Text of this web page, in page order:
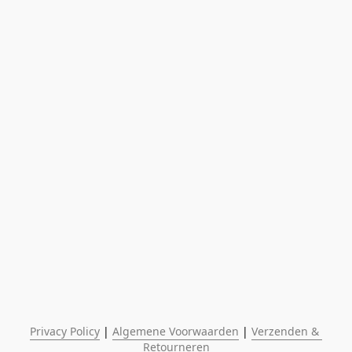
Privacy Policy | Algemene Voorwaarden | Verzenden &
Retourneren